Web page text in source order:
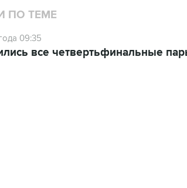
ПО ТЕМЕ
09:35
все четвертьфинальные